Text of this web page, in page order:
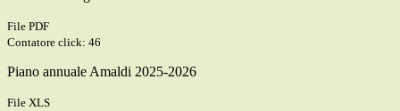
File PDF
Contatore click: 46
Piano annuale Amaldi 2025-2026
File XLS